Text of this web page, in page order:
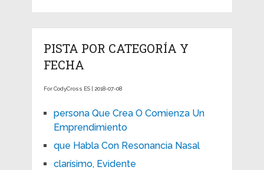
PISTA POR CATEGORÍA Y
FECHA
For CodyCross ES | 2018-07-08
persona Que Crea O Comienza Un
Emprendimiento
que Habla Con Resonancia Nasal
clarísimo, Evidente